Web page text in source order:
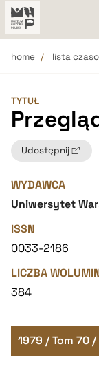
home lista
TYTUŁ
Udostępnij
WYDAWCA
Uniwersytet
ISSN
0033-2186
LICZBA
384
1979 / Tom 70